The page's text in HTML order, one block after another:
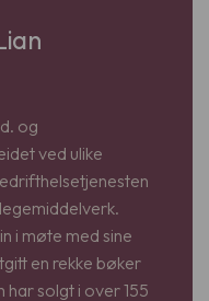
og
ved ulike
i møte med sine
en rekke bøker
solgt i over 155